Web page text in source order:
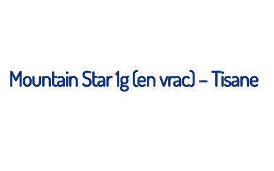
Mountain Star 1g (en vrac) – Tisane